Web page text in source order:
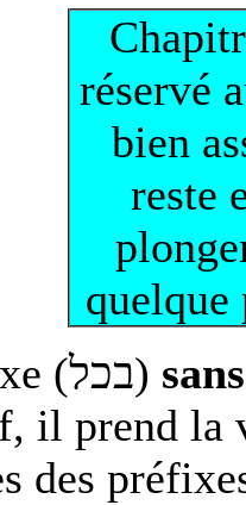
réservé
bien
reste
quelque
(בכל)
il prend la
des